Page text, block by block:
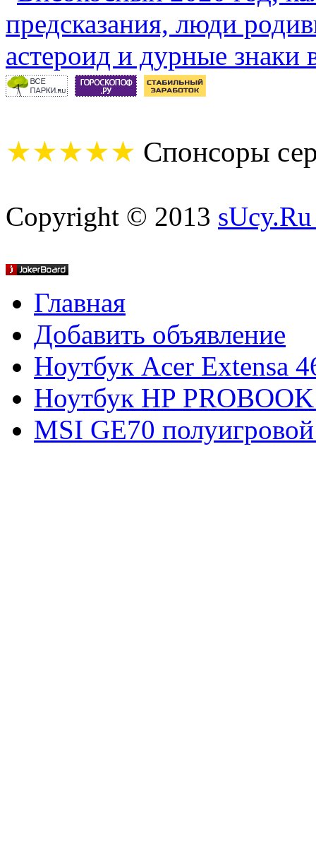
★★★★★ Спонсоры
Copyright © 2013
Главная
Добавить объявление
Ноутбук Acer Extensa
Ноутбук HP
MSI GE70